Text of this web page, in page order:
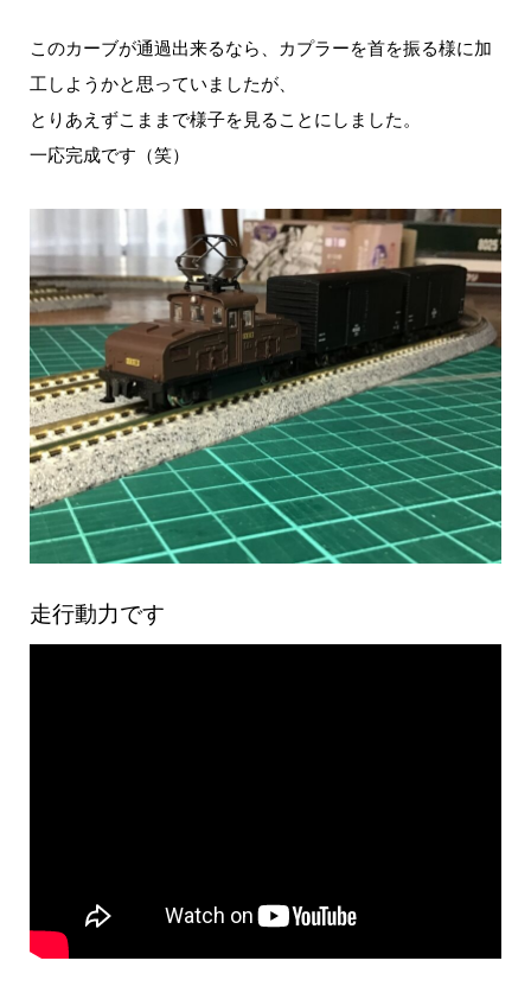
このカーブが通過出来るなら、カプラーを首を振る様に加
工しようかと思っていましたが、
とりあえずこままで様子を見ることにしました。
一応完成です（笑）
走行動力です